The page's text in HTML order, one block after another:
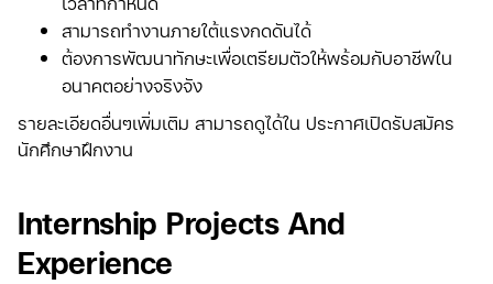
สามารถทำงานภายใต้แรงกดดันได้
ต้องการพัฒนาทักษะเพื่อเตรียมตัวให้พร้อมกับอาชีพใน
อนาคตอย่างจริงจัง
รายละเอียดอื่นๆเพิ่มเติม สามารถดูได้ใน ประกาศเปิดรับสมัคร
นักศึกษาฝึกงาน
Internship Projects And
Experience